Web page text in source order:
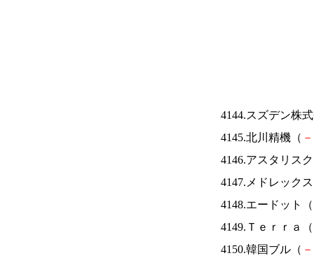
4144.スズデン株
4145.北川精機（ －
4146.アスタリス
4147.メドレック
4148.エードット（
4149.Ｔｅｒｒａ（
4150.韓国ブル（ －